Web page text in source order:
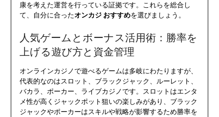
康を考えた運営を行っている証拠です。これらを総合し
て、自分に合ったオンカジ おすすめを選びましょう。
人気ゲームとボーナス活用術：勝率を
上げる遊び方と資金管理
オンラインカジノで遊べるゲームは多岐にわたりますが、
代表的なのはスロット、ブラックジャック、ルーレット、
バカラ、ポーカー、ライブカジノです。スロットはエンタ
メ性が高くジャックポット狙いの楽しみがあり、ブラック
ジャックやポーカーはスキルや戦略が影響するため勝率を